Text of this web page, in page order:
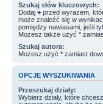
Szukaj słów kluczowych:
Dodaj + przed wyrazem,
może znaleźć się w
pomiędzy nawiasami, jeśli
Możesz także użyć *
Szukaj autora:
Możesz użyć * zamiast
OPCJE WYSZUKIWANIA
Przeszukaj działy:
Wybierz działy, które